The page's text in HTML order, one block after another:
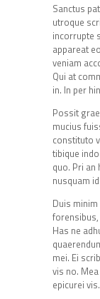
Sanctus
utroque
incorrupte
appareat
veniam
Qui at
in. In per
Possit
mucius
constituto
tibique
quo. Pri an
nusquam
Duis
Has ne
mei. Ei
vis no.
epicurei